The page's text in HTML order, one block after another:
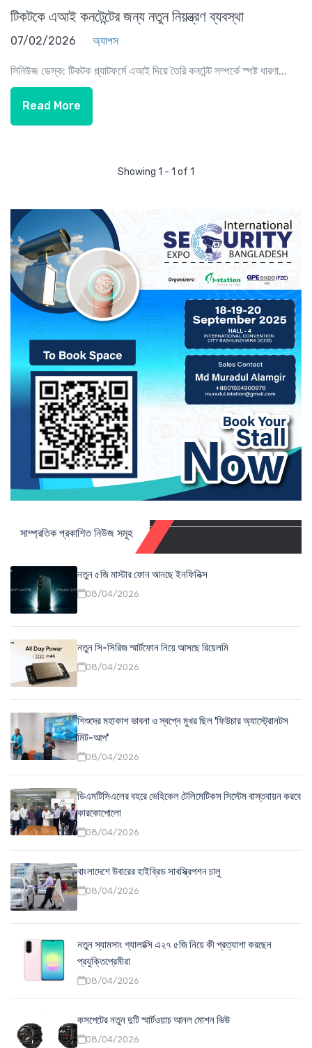
টিকটকে এআই কনটেন্টের জন্য নতুন নিয়ন্ত্রণ ব্যবস্থা
07/02/2026 অ্যাপস
সিনিউজ ডেস্ক: টিকটক প্ল্যাটফর্মে এআই দিয়ে তৈরি কনটেন্ট সম্পর্কে স্পষ্ট ধারণা...
Read More
Showing 1 - 1 of 1
সাম্প্রতিক প্রকাশিত নিউজ সমূহ
নতুন ৫জি মাস্টার ফোন আনছে ইনফিনিক্স
08/04/2026
নতুন সি-সিরিজ স্মার্টফোন নিয়ে আসছে রিয়েলমি
08/04/2026
শিশুদের মহাকাশ ভাবনা ও স্বপ্নে মুখর ছিল 'ফিউচার অ্যাস্ট্রোনটস
মিট-আপ'
08/04/2026
ডিএমটিসিএলের বহরে ভেহিকেল টেলিমেটিকস সিস্টেম বাস্তবায়ন করবে
কারকোপোলো
08/04/2026
বাংলাদেশে উবারের হাইব্রিড সাবস্ক্রিপশন চালু
08/04/2026
নতুন স্যামসাং গ্যালাক্সি এ২৭ ৫জি নিয়ে কী প্রত্যাশা করছেন
প্রযুক্তিপ্রেমীরা
08/04/2026
কসপেটের নতুন দুটি স্মার্টওয়াচ আনল মোশন ভিউ
08/04/2026